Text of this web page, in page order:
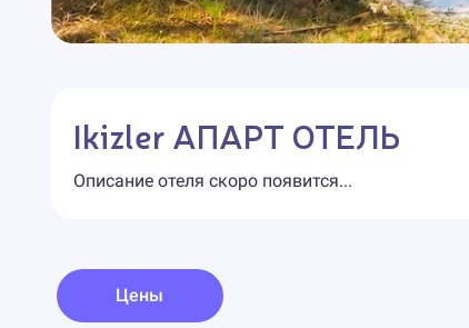
Ikizler АПАРТ ОТЕЛЬ
Описание отеля скоро появится...
Цены